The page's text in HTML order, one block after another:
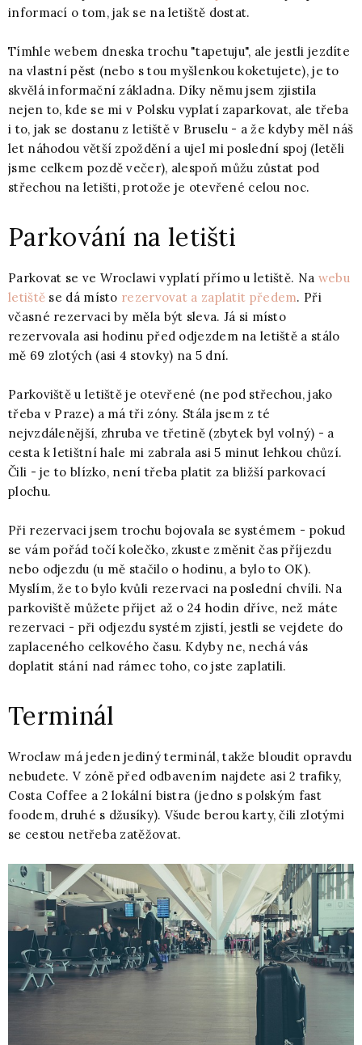
informací o tom, jak se na letiště dostat.
Tímhle webem dneska trochu "tapetuju", ale jestli jezdíte
na vlastní pěst (nebo s tou myšlenkou koketujete), je to
skvělá informační základna. Díky němu jsem zjistila
nejen to, kde se mi v Polsku vyplatí zaparkovat, ale třeba
i to, jak se dostanu z letiště v Bruselu - a že kdyby měl náš
let náhodou větší zpoždění a ujel mi poslední spoj (letěli
jsme celkem pozdě večer), alespoň můžu zůstat pod
střechou na letišti, protože je otevřené celou noc.
Parkování na letišti
Parkovat se ve Wroclawi vyplatí přímo u letiště. Na webu
letiště se dá místo rezervovat a zaplatit předem. Při
včasné rezervaci by měla být sleva. Já si místo
rezervovala asi hodinu před odjezdem na letiště a stálo
mě 69 zlotých (asi 4 stovky) na 5 dní.
Parkoviště u letiště je otevřené (ne pod střechou, jako
třeba v Praze) a má tři zóny. Stála jsem z té
nejvzdálenější, zhruba ve třetině (zbytek byl volný) - a
cesta k letištní hale mi zabrala asi 5 minut lehkou chůzí.
Čili - je to blízko, není třeba platit za bližší parkovací
plochu.
Při rezervaci jsem trochu bojovala se systémem - pokud
se vám pořád točí kolečko, zkuste změnit čas příjezdu
nebo odjezdu (u mě stačilo o hodinu, a bylo to OK).
Myslím, že to bylo kvůli rezervaci na poslední chvíli. Na
parkoviště můžete přijet až o 24 hodin dříve, než máte
rezervaci - při odjezdu systém zjistí, jestli se vejdete do
zaplaceného celkového času. Kdyby ne, nechá vás
doplatit stání nad rámec toho, co jste zaplatili.
Terminál
Wroclaw má jeden jediný terminál, takže bloudit opravdu
nebudete. V zóně před odbavením najdete asi 2 trafiky,
Costa Coffee a 2 lokální bistra (jedno s polským fast
foodem, druhé s džusíky). Všude berou karty, čili zlotými
se cestou netřeba zatěžovat.